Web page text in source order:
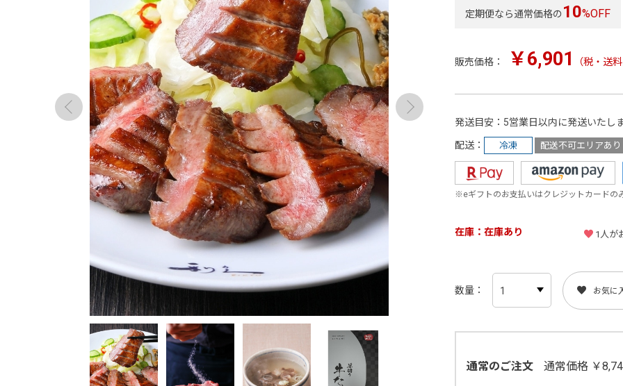
定期便なら通常価格の 10%OFF
販売価格： ￥6,901 （税・送
発送目安 5営業日以内に発送いたし
配送 冷凍 配送不可エリアあり
※eギフトのお支払いはクレジットカードの
在庫 在庫あり 1 人が
数量 お気に
通常のご注文 通常価格 ￥